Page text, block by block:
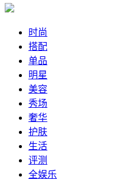
时尚
搭配
单品
明星
美容
秀场
奢华
护肤
生活
评测
全娱乐